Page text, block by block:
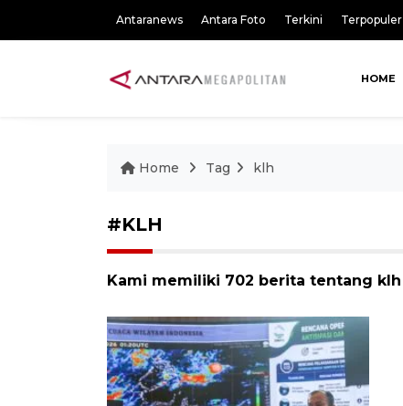
Antaranews Antara Foto Terkini Terpopuler
HOME
Home Tag klh
#KLH
Kami memiliki 702 berita tentang klh